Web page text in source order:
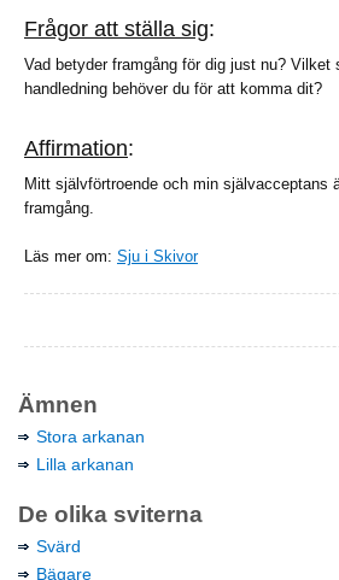
Frågor att ställa sig:
Vad betyder framgång för dig just nu? Vilket
handledning behöver du för att komma dit?
Affirmation:
Mitt självförtroende och min självacceptans
framgång.
Läs mer om: Sju i Skivor
Ämnen
Stora arkanan
Lilla arkanan
De olika sviterna
Svärd
Bägare